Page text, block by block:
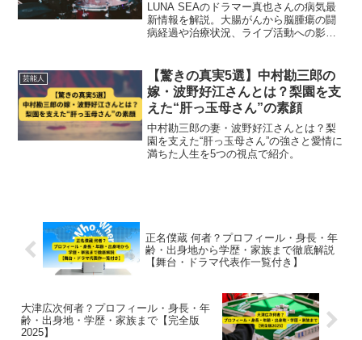
LUNA SEAのドラマー真也さんの病気最
新情報を解説。大腸がんから脳腫瘍の闘
病経過や治療状況、ライブ活動への影
芸能人
【驚きの真実5選】中村勘三郎の
嫁・波野好江さんとは？梨園を支
えた“肝っ玉母さん”の素顔
中村勘三郎の妻・波野好江さんとは？梨
園を支えた“肝っ玉母さん”の強さと愛情に
満ちた人生を5つの視点で紹介。
正名僕蔵 何者？プロフィール・身長・年
齢・出身地から学歴・家族まで徹底解説
【舞台・ドラマ代表作一覧付き】
大津広次何者？プロフィール・身長・年
齢・出身地・学歴・家族まで【完全版
2025】